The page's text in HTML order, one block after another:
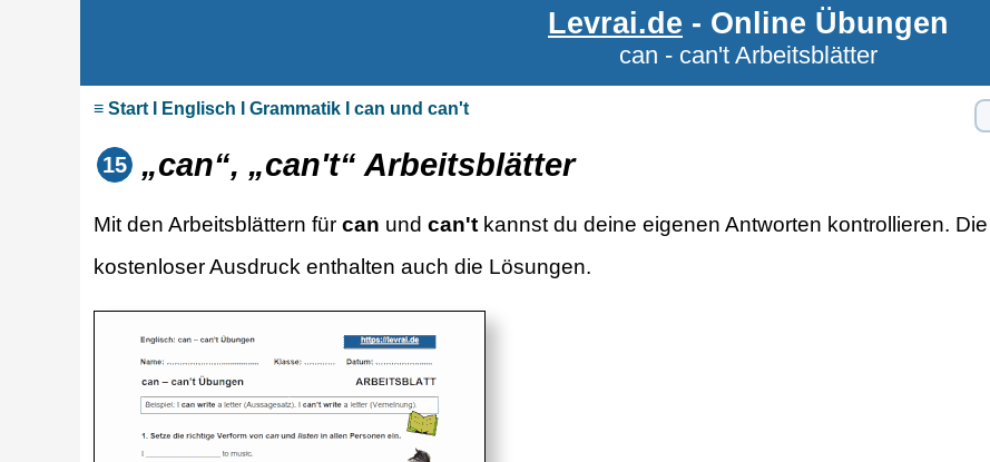
Levrai.de - Online Übungen
can - can't Arbeitsblätter
≡ Start I Englisch I Grammatik I can und can't
15 „can“, „can't“ Arbeitsblätter
Mit den Arbeitsblättern für can und can't kannst du deine eigenen Antworten kontrollieren. Die
kostenloser Ausdruck enthalten auch die Lösungen.